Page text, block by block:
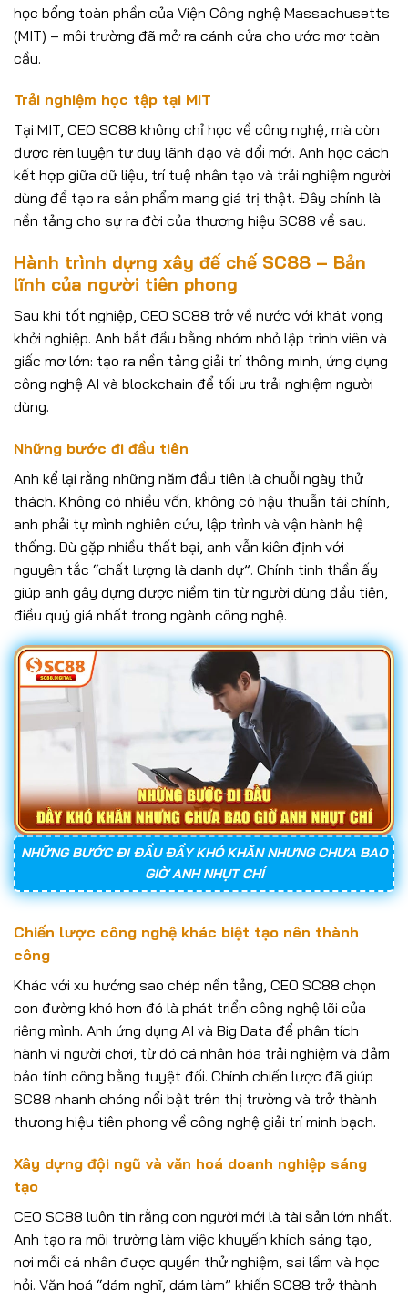
học bổng toàn phần của Viện Công nghệ Massachusetts
(MIT) – môi trường đã mở ra cánh cửa cho ước mơ toàn
cầu.
Trải nghiệm học tập tại MIT
Tại MIT, CEO SC88 không chỉ học về công nghệ, mà còn
được rèn luyện tư duy lãnh đạo và đổi mới. Anh học cách
kết hợp giữa dữ liệu, trí tuệ nhân tạo và trải nghiệm người
dùng để tạo ra sản phẩm mang giá trị thật. Đây chính là
nền tảng cho sự ra đời của thương hiệu SC88 về sau.
Hành trình dựng xây đế chế SC88 – Bản
lĩnh của người tiên phong
Sau khi tốt nghiệp, CEO SC88 trở về nước với khát vọng
khởi nghiệp. Anh bắt đầu bằng nhóm nhỏ lập trình viên và
giấc mơ lớn: tạo ra nền tảng giải trí thông minh, ứng dụng
công nghệ AI và blockchain để tối ưu trải nghiệm người
dùng.
Những bước đi đầu tiên
Anh kể lại rằng những năm đầu tiên là chuỗi ngày thử
thách. Không có nhiều vốn, không có hậu thuẫn tài chính,
anh phải tự mình nghiên cứu, lập trình và vận hành hệ
thống. Dù gặp nhiều thất bại, anh vẫn kiên định với
nguyên tắc “chất lượng là danh dự”. Chính tinh thần ấy
giúp anh gây dựng được niềm tin từ người dùng đầu tiên,
điều quý giá nhất trong ngành công nghệ.
NHỮNG BƯỚC ĐI ĐẦU ĐẦY KHÓ KHĂN NHƯNG CHƯA BAO
GIỜ ANH NHỤT CHÍ
Chiến lược công nghệ khác biệt tạo nên thành
công
Khác với xu hướng sao chép nền tảng, CEO SC88 chọn
con đường khó hơn đó là phát triển công nghệ lõi của
riêng mình. Anh ứng dụng AI và Big Data để phân tích
hành vi người chơi, từ đó cá nhân hóa trải nghiệm và đảm
bảo tính công bằng tuyệt đối. Chính chiến lược đã giúp
SC88 nhanh chóng nổi bật trên thị trường và trở thành
thương hiệu tiên phong về công nghệ giải trí minh bạch.
Xây dựng đội ngũ và văn hoá doanh nghiệp sáng
tạo
CEO SC88 luôn tin rằng con người mới là tài sản lớn nhất.
Anh tạo ra môi trường làm việc khuyến khích sáng tạo,
nơi mỗi cá nhân được quyền thử nghiệm, sai lầm và học
hỏi. Văn hoá “dám nghĩ, dám làm” khiến SC88 trở thành